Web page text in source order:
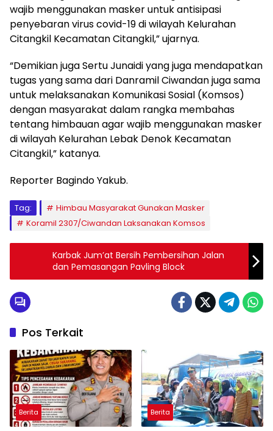
wajib menggunakan masker untuk antisipasi
penyebaran virus covid-19 di wilayah Kelurahan
Citangkil Kecamatan Citangkil,” ujarnya.
“Demikian juga Sertu Junaidi yang juga mendapatkan
tugas yang sama dari Danramil Ciwandan juga sama
untuk melaksanakan Komunikasi Sosial (Komsos)
dengan masyarakat dalam rangka membahas
tentang himbauan agar wajib menggunakan masker
di wilayah Kelurahan Lebak Denok Kecamatan
Citangkil,” katanya.
Reporter Bagindo Yakub.
Tag:
Himbau Masyarakat Gunakan Masker
Koramil 2307/Ciwandan Laksanakan Komsos
Karbak Jum’at Bersih Pembersihan Jalan
dan Pemasangan Pavling Block
Pos Terkait
Berita Berita